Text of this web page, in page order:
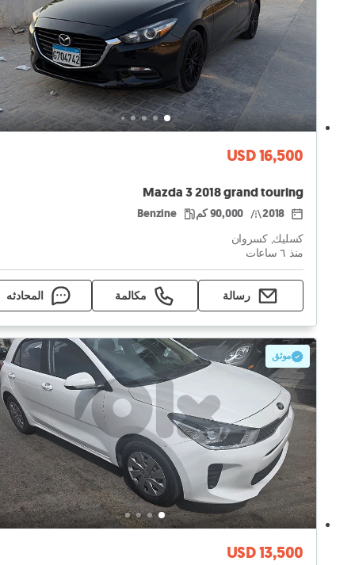
USD 16,500
Mazda 3 2018 grand touring
2018 90,000 كم Benzine
كسليك, كسروان
منذ ٦ ساعات
رسالة مكالمة المحادثه
موثق
USD 13,500